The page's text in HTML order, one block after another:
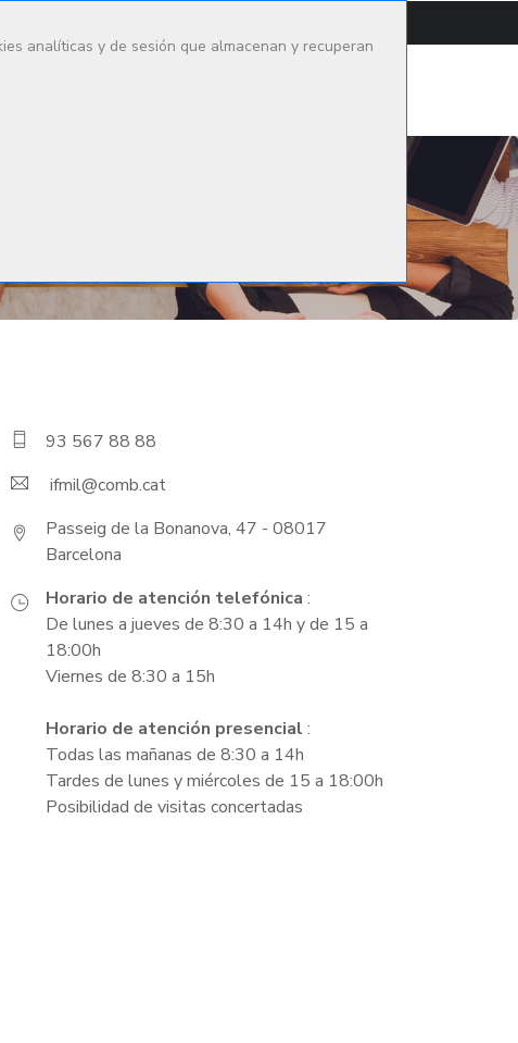
analíticas y de sesión que almacenan y recuperan
93 567 88 88
ifmil
Passeig de la Bonanova, 47 - 08017
Barcelona
Horario de atención telefónica :
De lunes a jueves de 8:30 a 14h y de 15 a
18:00h
Viernes de 8:30 a 15h
Horario de atención presencial :
Todas las mañanas de 8:30 a 14h
Tardes de lunes y miércoles de 15 a 18:00h
Posibilidad de visitas concertadas